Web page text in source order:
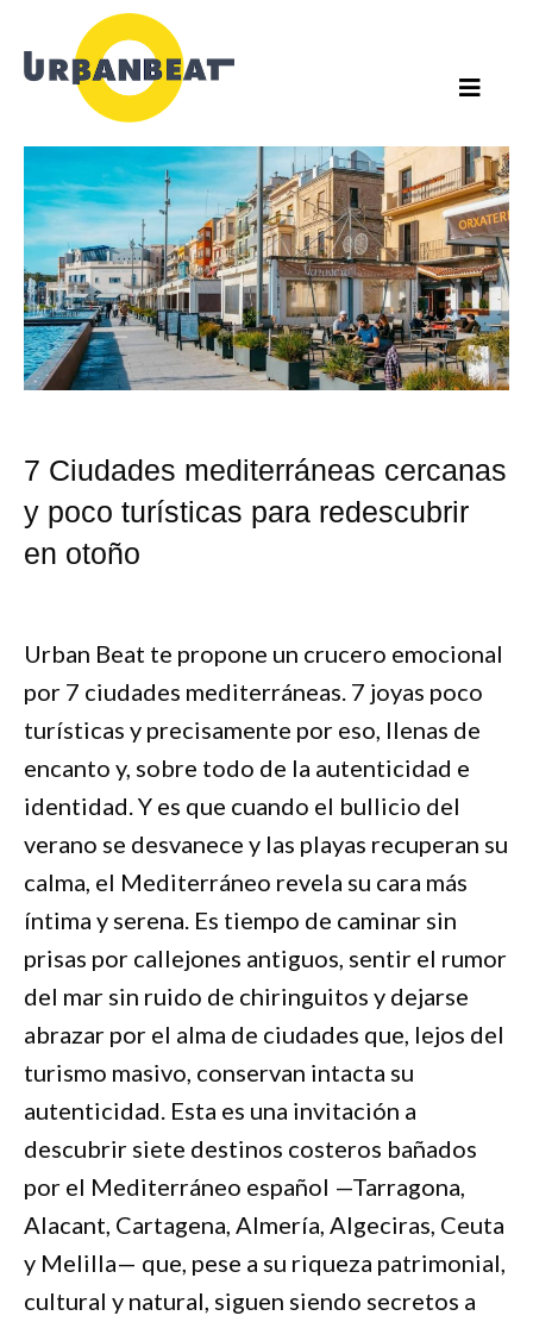
contenido
7 Ciudades mediterráneas cercanas
y poco turísticas para redescubrir
en otoño
Urban Beat te propone un crucero emocional
por 7 ciudades mediterráneas. 7 joyas poco
turísticas y precisamente por eso, llenas de
encanto y, sobre todo de la autenticidad e
identidad. Y es que cuando el bullicio del
verano se desvanece y las playas recuperan su
calma, el Mediterráneo revela su cara más
íntima y serena. Es tiempo de caminar sin
prisas por callejones antiguos, sentir el rumor
del mar sin ruido de chiringuitos y dejarse
abrazar por el alma de ciudades que, lejos del
turismo masivo, conservan intacta su
autenticidad. Esta es una invitación a
descubrir siete destinos costeros bañados
por el Mediterráneo español —Tarragona,
Alacant, Cartagena, Almería, Algeciras, Ceuta
y Melilla— que, pese a su riqueza patrimonial,
cultural y natural, siguen siendo secretos a